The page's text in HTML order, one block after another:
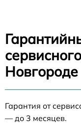
Новгороде
Гарантия от
— до 3 месяцев.